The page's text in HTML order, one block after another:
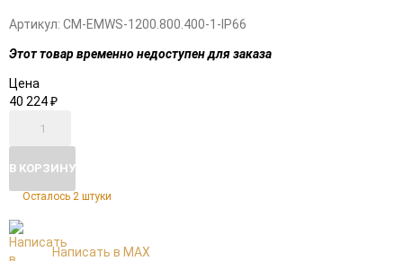
Артикул: CM-EMWS-1200.800.400-1-IP66
Этот товар временно недоступен для заказа
Цена
40 224₽
В КОРЗИНУ
Осталось 2 штуки
Написать в MAX